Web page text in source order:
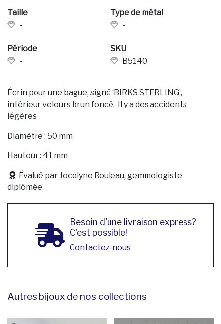
Taille
-
Type de métal
-
Période
-
SKU
B5140
Écrin pour une bague, signé ‘BIRKS STERLING’,
intérieur velours brun foncé. Il y a des accidents
légères.
Diamètre : 50 mm
Hauteur : 41 mm
Évalué par Jocelyne Rouleau, gemmologiste
diplômée
Besoin d'une livraison express?
C'est possible!
Contactez-nous
Autres bijoux de nos collections